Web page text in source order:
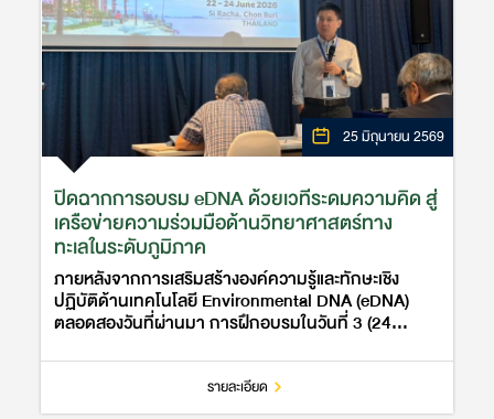
25 มิถุนายน 2569
ปิดฉากการอบรม eDNA ด้วยเวทีระดมความคิด สู่
เครือข่ายความร่วมมือด้านวิทยาศาสตร์ทาง
ทะเลในระดับภูมิภาค
ภายหลังจากการเสริมสร้างองค์ความรู้และทักษะเชิง
ปฏิบัติด้านเทคโนโลยี Environmental DNA (eDNA)
ตลอดสองวันที่ผ่านมา การฝึกอบรมในวันที่ 3 (24
ร่วมมือกับยูเนสโกที่มอบให้แก่ประเทศส…
รายละเอียด